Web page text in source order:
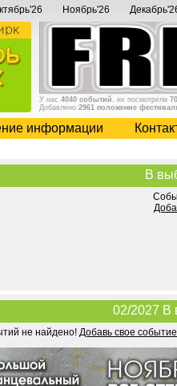
Ноябрь'26
У нас 4040 событий , их посмотрели
Добавлено 2961 положение
информации
В
02/2027 В
не найдено! Добавь свое событие